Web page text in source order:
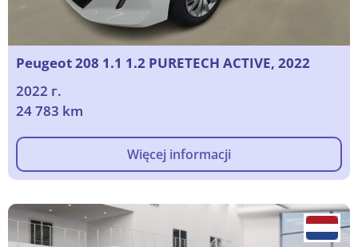
Peugeot 208 1.1 1.2 PURETECH ACTIVE, 2022
2022 г.
24 783 km
Więcej informacji